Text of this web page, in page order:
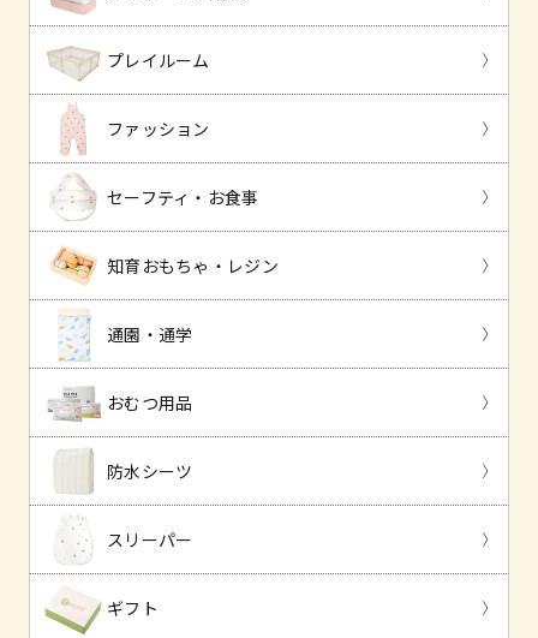
プレイルーム
ファッション
セーフティ・お食事
知育おもちゃ・レジン
通園・通学
おむつ用品
防水シーツ
スリーパー
ギフト